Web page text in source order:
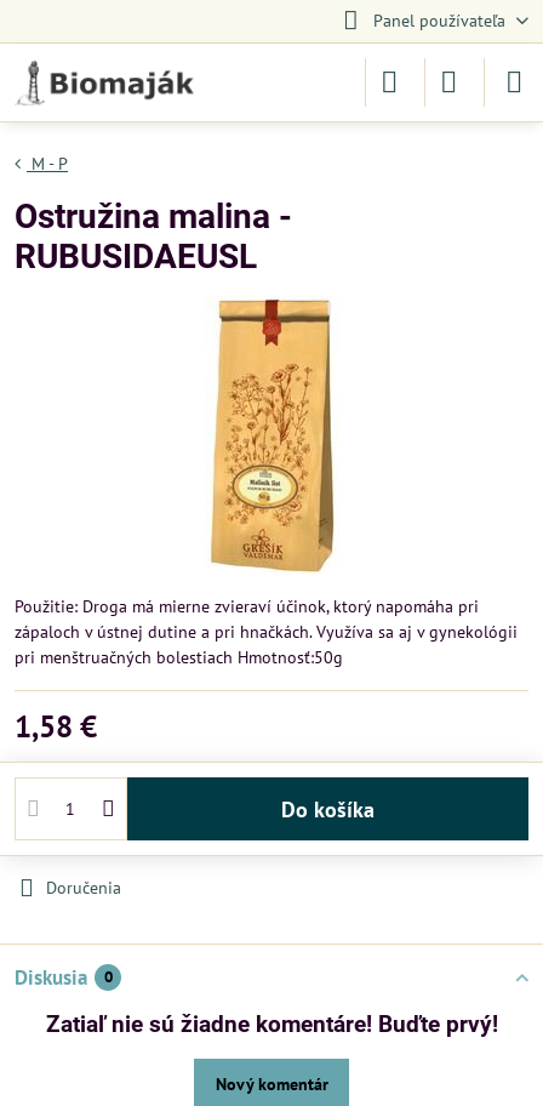
Panel používateľa
M - P
Ostružina malina -
RUBUSIDAEUSL
Použitie: Droga má mierne zvieraví účinok, ktorý napomáha pri
zápaloch v ústnej dutine a pri hnačkách. Využíva sa aj v gynekológii
pri menštruačných bolestiach Hmotnosť:50g
1,58 €
Do košíka
Doručenia
Diskusia 0
Zatiaľ nie sú žiadne komentáre! Buďte prvý!
Nový komentár